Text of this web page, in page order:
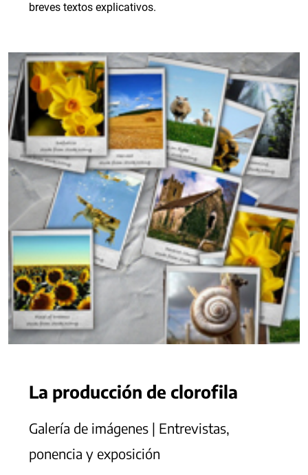
breves textos explicativos.
La producción de clorofila
Galería de imágenes | Entrevistas,
ponencia y exposición